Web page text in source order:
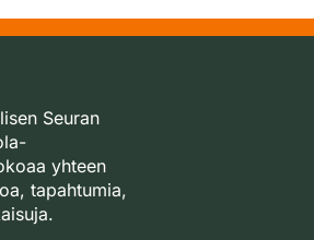
Seuran
yhteen
tapahtumia,